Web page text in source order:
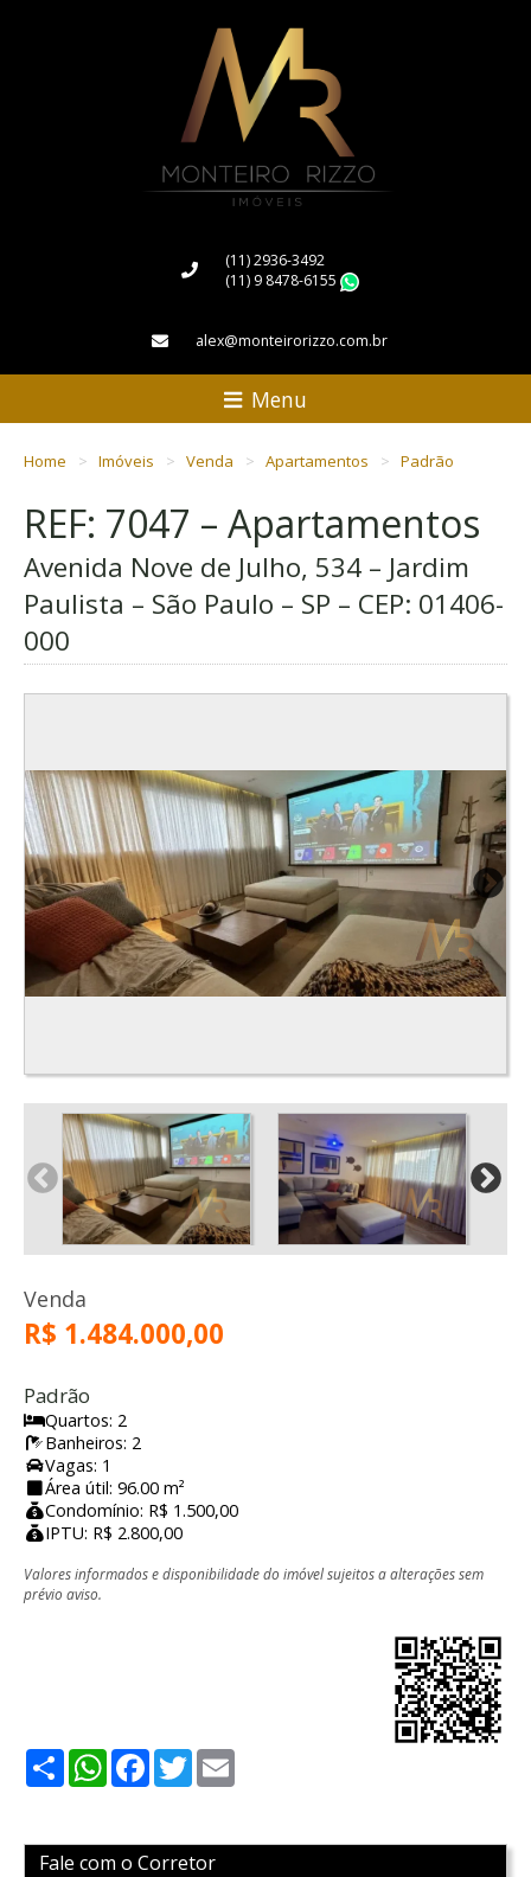
(11) 2936-3492
(11) 9 8478-6155
alex@monteirorizzo.com.br
Menu
Home Imóveis Venda Apartamentos Padrão
REF: 7047 – Apartamentos
Avenida Nove de Julho, 534 – Jardim
Paulista – São Paulo – SP – CEP: 01406-
000
Venda
R$ 1.484.000,00
Padrão
Quartos: 2
Banheiros: 2
Vagas: 1
Área útil: 96.00 m²
Condomínio: R$ 1.500,00
IPTU: R$ 2.800,00
Valores informados e disponibilidade do imóvel sujeitos a alterações sem
prévio aviso.
ShareWhatsApp
Facebook
Twitter
Fale com o Corretor